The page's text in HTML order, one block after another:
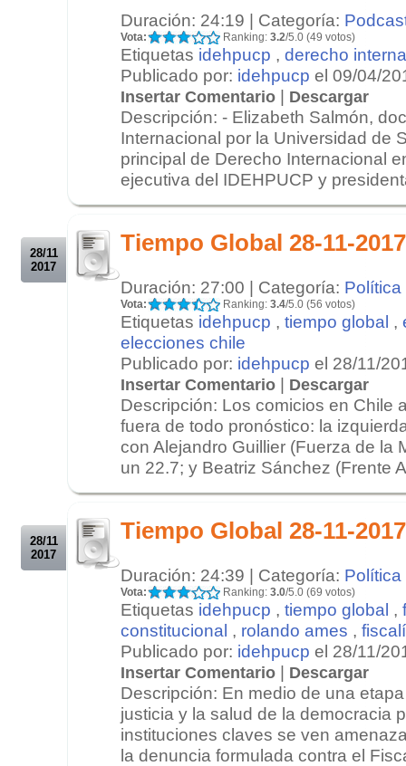
Duración: 24:19 | Categoría:
Vota: Ranking: 3.2/5.0 (49 votos)
Etiquetas idehpucp , derecho
Publicado por: idehpucp el 09/04/
Insertar Comentario | Descargar
Descripción: - Elizabeth Salmón,
Internacional por la Universidad de
principal de Derecho Internacional
ejecutiva del IDEHPUCP y
28/11
2017
Tiempo Global 28-11-
Duración: 27:00 | Categoría: Política
Vota: Ranking: 3.4/5.0 (56 votos)
Etiquetas idehpucp , tiempo global ,
elecciones chile
Publicado por: idehpucp el 28/11/
Insertar Comentario | Descargar
Descripción: Los comicios en Chile
fuera de todo pronóstico: la
con Alejandro Guillier (Fuerza de la
un 22.7; y Beatriz Sánchez (Frente
28/11
2017
Tiempo Global 28-11-
Duración: 24:39 | Categoría: Política
Vota: Ranking: 3.0/5.0 (69 votos)
Etiquetas idehpucp , tiempo global ,
constitucional , rolando ames ,
Publicado por: idehpucp el 28/11/
Insertar Comentario | Descargar
Descripción: En medio de una
justicia y la salud de la democracia
instituciones claves se ven
la denuncia formulada contra el